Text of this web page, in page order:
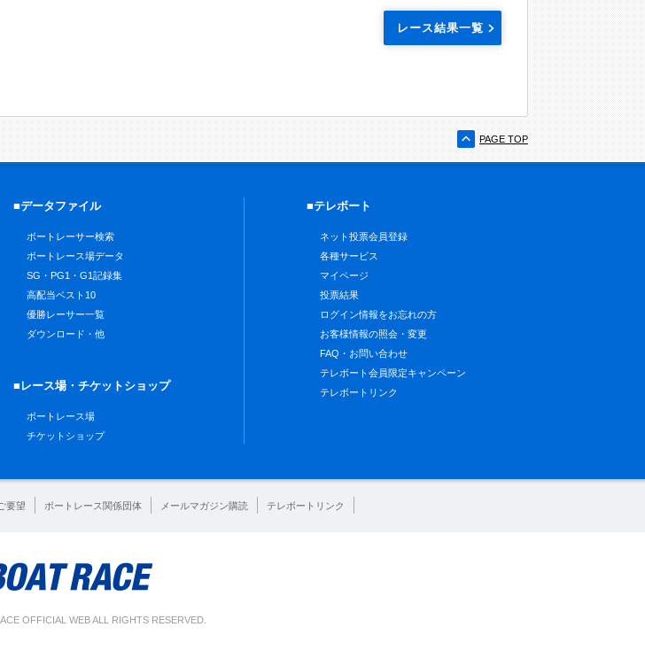
レース結果一覧
PAGE TOP
■データファイル
ボートレーサー検索
ボートレース場データ
SG・PG1・G1記録集
高配当ベスト10
優勝レーサー一覧
ダウンロード・他
■レース場・チケットショップ
ボートレース場
チケットショップ
■テレボート
ネット投票会員登録
各種サービス
マイページ
投票結果
ログイン情報をお忘れの方
お客様情報の照会・変更
FAQ・お問い合わせ
テレボート会員限定キャンペーン
テレボートリンク
要望 ボートレース関係団体 メールマガジン購読 テレボートリンク
OFFICIAL WEB ALL RIGHTS RESERVED.